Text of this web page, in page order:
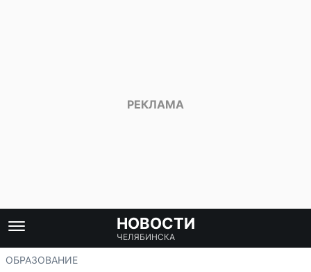
НОВОСТИ
ЧЕЛЯБИНСКА
ОБРАЗОВАНИЕ